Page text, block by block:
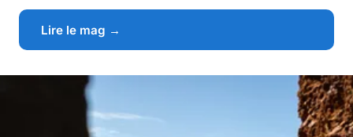
Lire le mag →